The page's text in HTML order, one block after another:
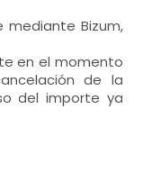
mediante Bizum,
en el momento
de la
del importe ya